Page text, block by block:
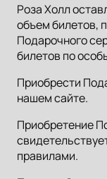
Роза Холл
объем билетов,
Подарочного
билетов по
Приобрести
нашем сайте.
Приобретение
правилами.